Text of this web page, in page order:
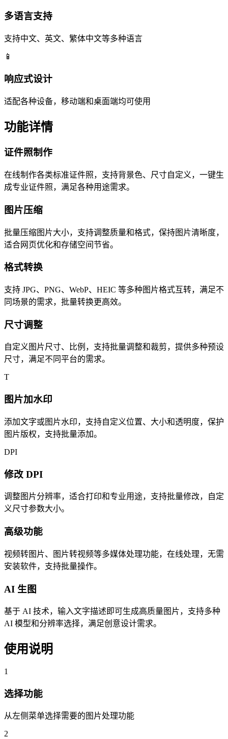
多语言支持
支持中文、英文、繁体中文等多种语言
📱
响应式设计
适配各种设备，移动端和桌面端均可使用
功能详情
证件照制作
在线制作各类标准证件照，支持背景色、尺寸自定义，一键生
成专业证件照，满足各种用途需求。
图片压缩
批量压缩图片大小，支持调整质量和格式，保持图片清晰度，
适合网页优化和存储空间节省。
格式转换
支持 JPG、PNG、WebP、HEIC 等多种图片格式互转，满足不
同场景的需求，批量转换更高效。
尺寸调整
自定义图片尺寸、比例，支持批量调整和裁剪，提供多种预设
尺寸，满足不同平台的需求。
T
图片加水印
添加文字或图片水印，支持自定义位置、大小和透明度，保护
图片版权，支持批量添加。
DPI
修改 DPI
调整图片分辨率，适合打印和专业用途，支持批量修改，自定
义尺寸参数大小。
高级功能
视频转图片、图片转视频等多媒体处理功能，在线处理，无需
安装软件，支持批量操作。
AI 生图
基于 AI 技术，输入文字描述即可生成高质量图片，支持多种
AI 模型和分辨率选择，满足创意设计需求。
使用说明
1
选择功能
从左侧菜单选择需要的图片处理功能
2